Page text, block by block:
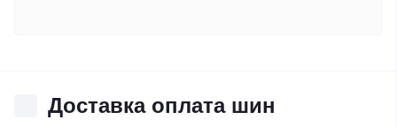
Доставка оплата шин